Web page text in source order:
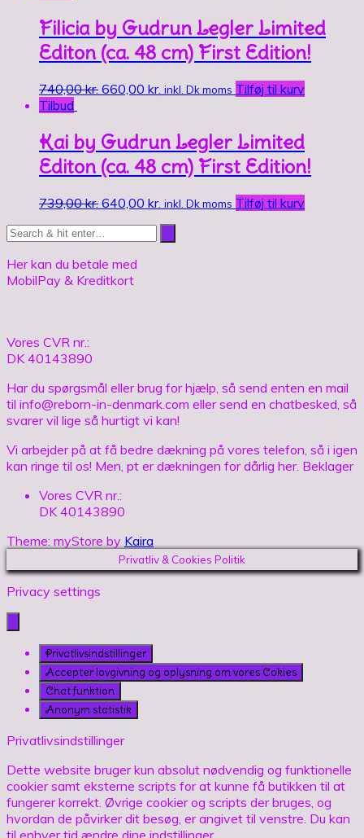
Filicia by Gudrun Legler Limited
Editon (ca. 48 cm) First Edition!
740,00kr. 660,00 kr. inkl. Dk moms Tilføj til kurv
Tilbud
Kai by Gudrun Legler Limited
Editon (ca. 48 cm) First Edition!
739,00kr. 640,00 kr. inkl. Dk moms Tilføj til kurv
Her kan du betale med
MobilPay & Kreditkort
Vores CVR nr.:
DK 40143890
Har du spørgsmål eller brug for hjælp, så send enten en mail
til info@reborn-in-denmark.com eller send en chatbesked, så
svarer vil lige så hurtigt vi kan!
Vi arbejder på at få bedre dækning på vores telefon, så i igen
kan ringe til os! Men, pt er dækningen for dårlig her. Beklager
Vores CVR nr.:
DK 40143890
Theme: myStore by Kaira
Privatliv & Cookies Politik
Privacy settings
Privatlivsindstillinger
Accepter lovgivning og oplysning om vores Cokies
Chat funktion
Anonym statistik
Privatlivsindstillinger
Dette website bruger kun absolut nødvendig og funktionelle
cookier samt eksterne scripts for at kunne få butikken til at
fungerer korrekt. Øvrige cookier og scripts der bruges, og
hvordan de påvirker dit besøg, er angivet til venstre. Du kan
til enhver tid ændre dine indstillinger.